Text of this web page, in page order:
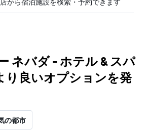
ネバダ - ホテル & スパ
り良いオプションを発
の都市